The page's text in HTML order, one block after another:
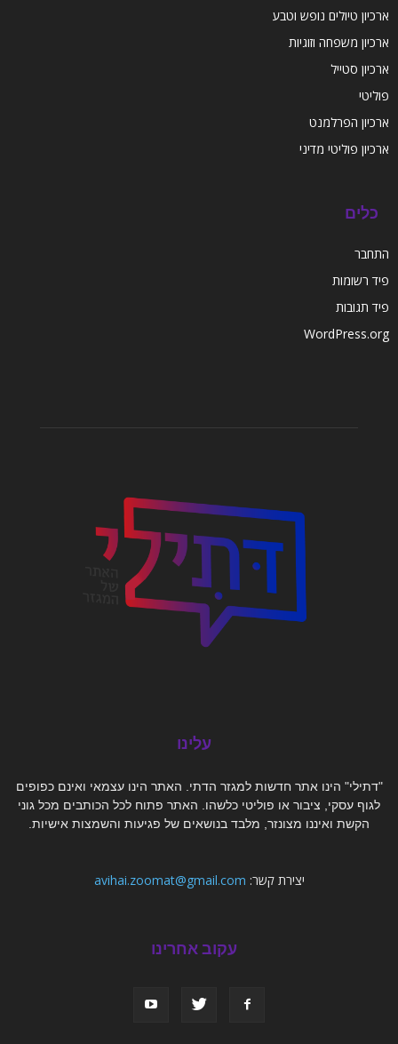
ארכיון טיולים נופש וטבע
ארכיון משפחה וזוגיות
ארכיון סטייל
פוליטי
ארכיון הפרלמנט
ארכיון פוליטי מדיני
כלים
התחבר
פיד רשומות
פיד תגובות
WordPress.org
עלינו
"דתילי" הינו אתר חדשות למגזר הדתי. האתר הינו עצמאי ואינם כפופים
לגוף עסקי, ציבור או פוליטי כלשהו. האתר פתוח לכל הכותבים מכל גוני
הקשת ואיננו מצונזר, מלבד בנושאים של פגיעות והשמצות אישיות.
יצירת קשר: avihai.zoomat@gmail.com
עקוב אחרינו